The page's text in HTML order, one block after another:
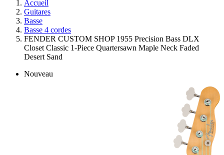
Accueil
Guitares
Basse
Basse 4 cordes
FENDER CUSTOM SHOP 1955 Precision Bass DLX
Closet Classic 1-Piece Quartersawn Maple Neck Faded
Desert Sand
Nouveau